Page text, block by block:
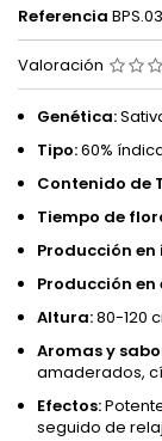
Referencia
Valoración
Genética:
Tipo:60%
Contenido de
Tiempo de
Producción
Producción en
Altura:80-120
Aromas y
amaderados,
Efectos:
seguido de